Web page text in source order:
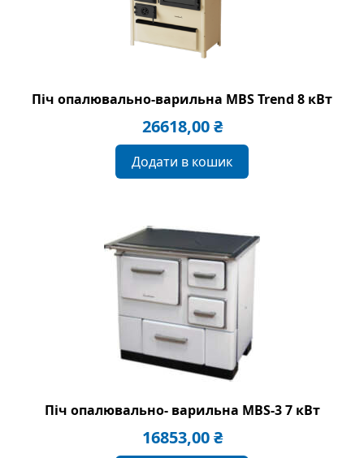
Піч опалювально-варильна MBS Trend 8 кВт
26618,00₴
Додати в кошик
Піч опалювально- варильна MBS-3 7 кВт
16853,00₴